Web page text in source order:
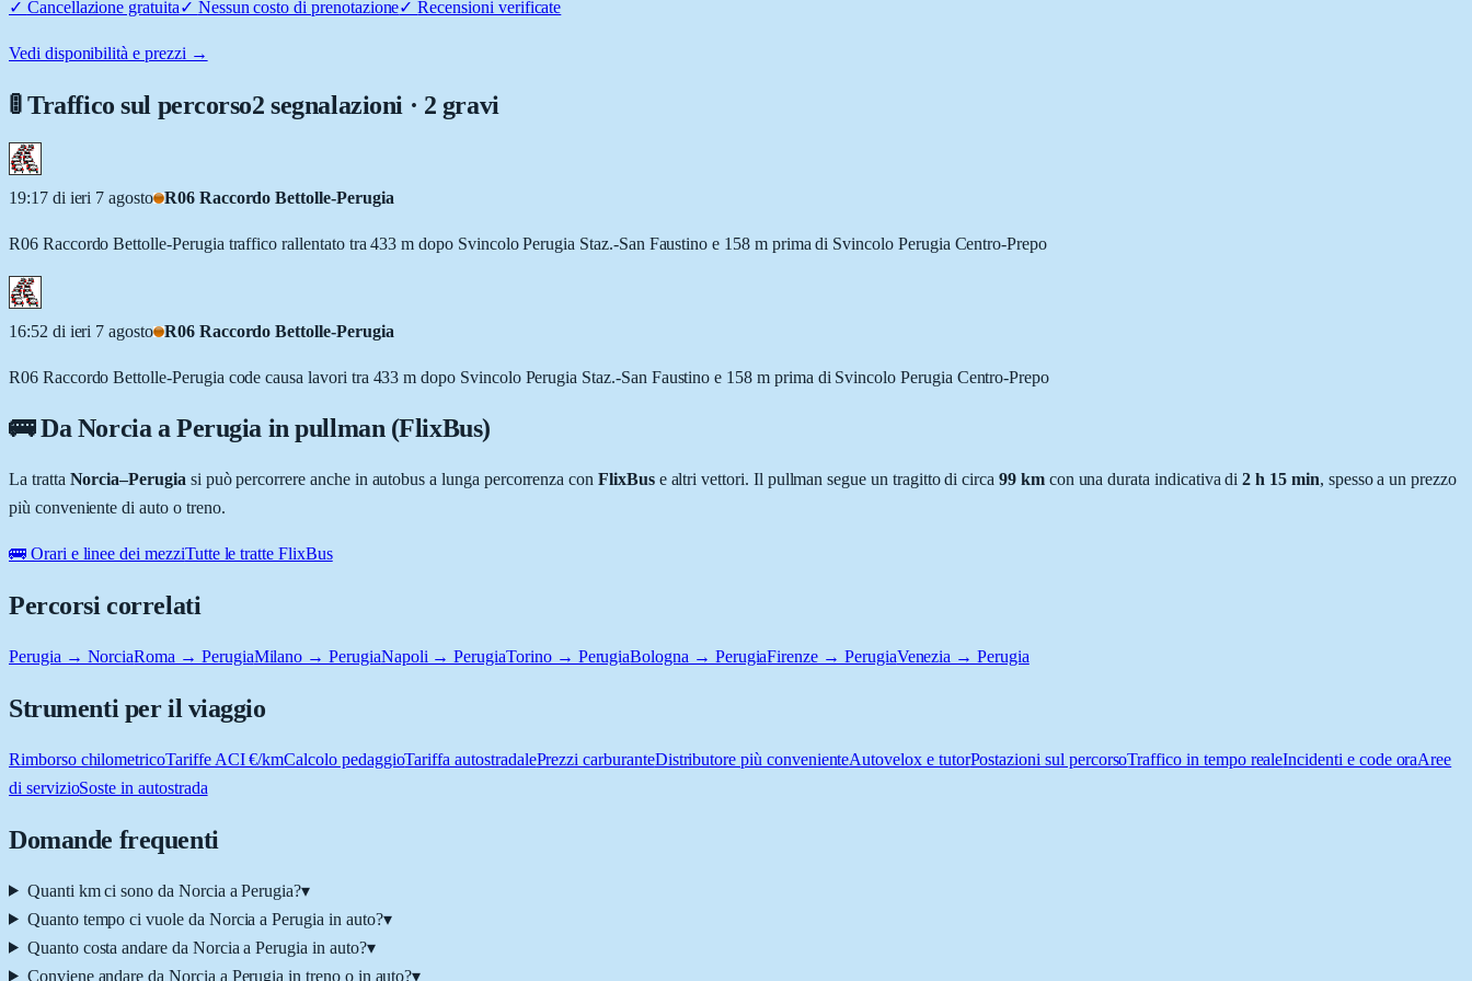
✓ Cancellazione gratuita✓ Nessun costo di prenotazione✓Recensioni verificate
Vedi disponibilità e prezzi →
🚦 Traffico sul percorso2 segnalazioni · 2 gravi
19:17 di ieri 7 agosto R06 Raccordo Bettolle-Perugia
R06 Raccordo Bettolle-Perugia traffico rallentato tra 433 m dopo Svincolo Perugia Staz.-San Faustino e 158 m prima di Svincolo Perugia Centro-Prepo
16:52 di ieri 7 agosto R06 Raccordo Bettolle-Perugia
R06 Raccordo Bettolle-Perugia code causa lavori tra 433 m dopo Svincolo Perugia Staz.-San Faustino e 158 m prima di Svincolo Perugia Centro-Prepo
🚌 DaNorciaaPerugiain pullman (FlixBus)
La tratta Norcia–Perugia si può percorrere anche in autobus a lunga percorrenza con FlixBuse altri vettori. Il pullman segue un tragitto di circa 99kmcon una durata indicativa di 2 h 15 min, spesso a un prezzo
più conveniente di auto o treno.
🚌 Orari e linee dei mezziTutte le tratte FlixBus
Percorsi correlati
Perugia → NorciaRoma → PerugiaMilano → PerugiaNapoli → PerugiaTorino → PerugiaBologna → PerugiaFirenze → PerugiaVenezia → Perugia
Strumenti per il viaggio
Rimborso chilometricoTariffe ACI €/kmCalcolo pedaggioTariffa autostradalePrezzi carburanteDistributore più convenienteAutovelox e tutorPostazioni sul percorsoTraffico in tempo realeIncidenti e code oraAree
di servizioSoste in autostrada
Domande frequenti
Quanti km ci sono da Norcia a Perugia?▾
Quanto tempo ci vuole da Norcia a Perugia in auto?▾
Quanto costa andare da Norcia a Perugia in auto?▾
Conviene andare da Norcia a Perugia in treno o in auto?▾